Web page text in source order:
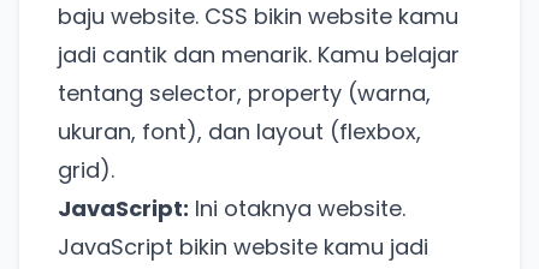
baju website. CSS bikin website kamu
jadi cantik dan menarik. Kamu belajar
tentang selector, property (warna,
ukuran, font), dan layout (flexbox,
grid).
JavaScript: Ini otaknya website.
JavaScript bikin website kamu jadi